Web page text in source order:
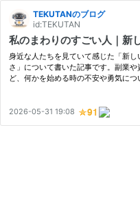
TEKUTANのブログ
id:TEKUTAN
私のまわりのすごい人｜新
身近な人たちを見ていて感じた「新
さ」について書いた記事です。副業
ど、何かを始める時の不安や勇気に
2026-05-31 19:08